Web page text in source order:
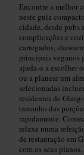
Encontre a melhor
neste guia
cidade, desde pubs
complicações e
carregados,
principais veganos
ajuda-o a escolher
ou a planear um
selecionadas
residentes de
tamanho das
rapidamente.
relaxe numa
de restauração em
com os seus planos.